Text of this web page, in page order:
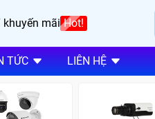
khuyến mãi Hot!
TỨC LIÊN HỆ